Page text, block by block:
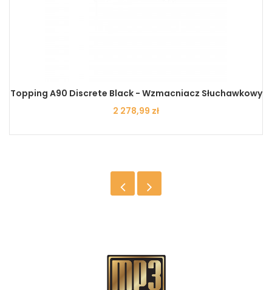
Topping A90 Discrete Black - Wzmacniacz Słuchawkowy
Cena
2 278,99 zł